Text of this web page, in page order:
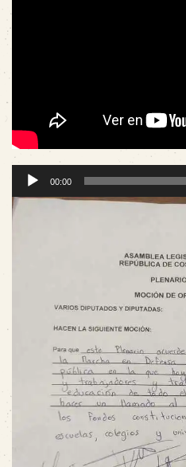
Reproductor
de
audio
00:00